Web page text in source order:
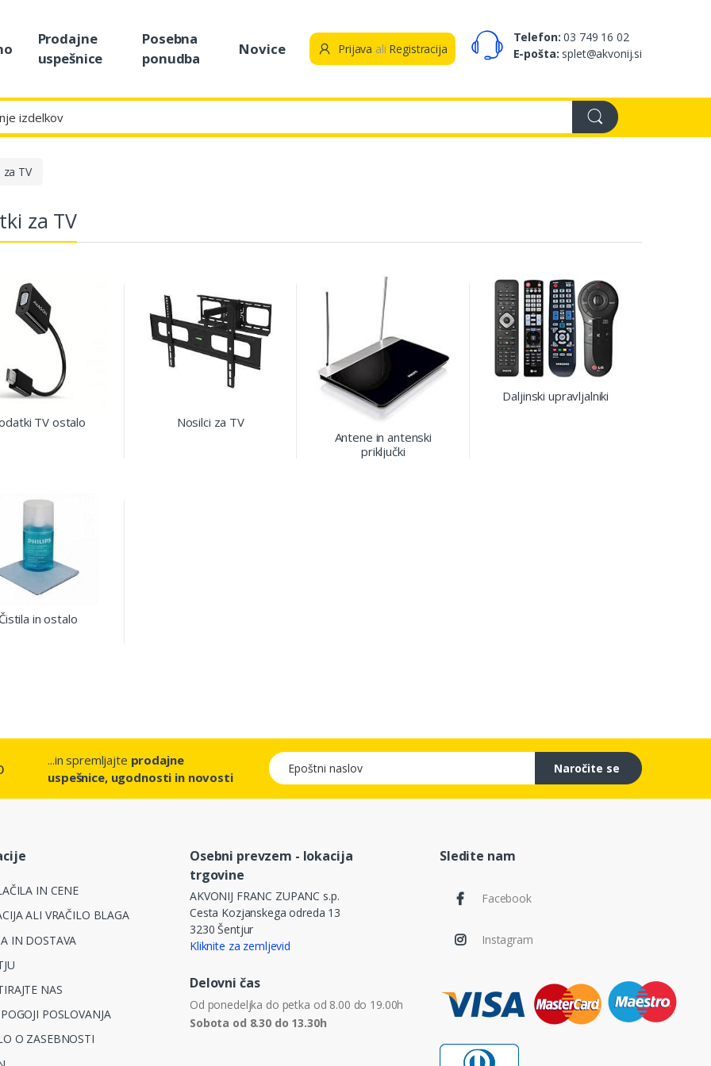
Prodajne
uspešnice
Posebna
ponudba
Novice Prijava ali Registracija
Telefon: 03 749 16 02
E-pošta: splet@akvonij.si
TV
za TV
TV ostalo
Nosilci za TV
Antene in antenski
priključki
Daljinski upravljalniki
in ostalo
...in spremljajte prodajne
uspešnice, ugodnosti in novosti
Epoštni naslov
Naročite se
IN CENE
ALI VRAČILO BLAGA
IN DOSTAVA
NAS
POSLOVANJA
O ZASEBNOSTI
Osebni prevzem - lokacija
trgovine
AKVONIJ FRANC ZUPANC s.p.
Cesta Kozjanskega odreda 13
3230 Šentjur
Kliknite za zemljevid
Delovni čas
Od ponedeljka do petka od 8.00 do 19.00h
Sobota od 8.30 do 13.30h
Sledite nam
Facebook
Instagram